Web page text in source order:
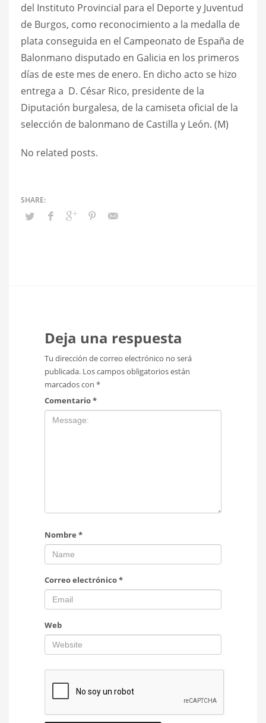
del Instituto Provincial para el Deporte y Juventud
de Burgos, como reconocimiento a la medalla de
plata conseguida en el Campeonato de España de
Balonmano disputado en Galicia en los primeros
días de este mes de enero. En dicho acto se hizo
entrega a D. César Rico, presidente de la
Diputación burgalesa, de la camiseta oficial de la
selección de balonmano de Castilla y León. (M)
No related posts.
Deja una respuesta
Tu dirección de correo electrónico no será
publicada. Los campos obligatorios están
marcados con *
Comentario*
Nombre *
Correo electrónico*
Web